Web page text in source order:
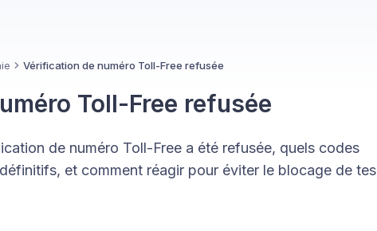
Vérification de numéro Toll-Free refusée
Toll-Free refusée
de numéro Toll-Free a été refusée, quels codes
et comment réagir pour éviter le blocage de tes